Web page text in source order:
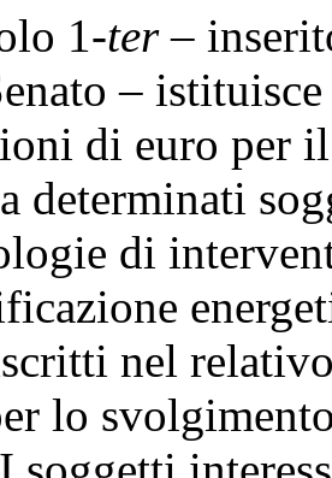
1-ter–
–
di euro per
determinati
di
nel
lo